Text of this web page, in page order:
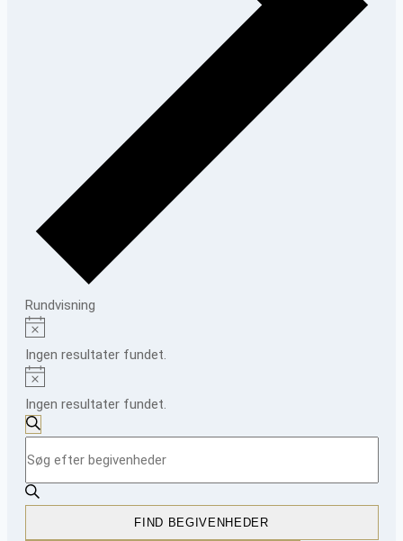
Rundvisning
Begivenheder
Notice
Ingen resultater fundet.
Notice
Ingen resultater fundet.
Begivenheder
Søgning
og
SØG
EFTER
BEGIVENHEDER
nøgleord.
Søg
efter
FIND BEGIVENHEDER